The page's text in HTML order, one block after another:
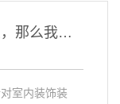
室内空气检测是一个新兴的行业，那么我们应该如何看待室内甲醛检测方法？
室内装饰装